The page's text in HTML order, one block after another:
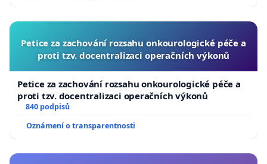
Petice za zachování rozsahu onkourologické péče a
proti tzv. docentralizaci operačních výkonů
Petice za zachování rozsahu onkourologické péče a
proti tzv. docentralizaci operačních výkonů
840 podpisů
Oznámení o transparentnosti